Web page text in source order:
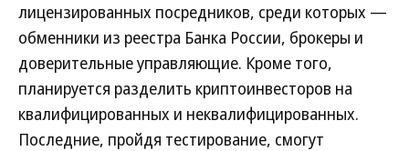
лицензированных посредников, среди которых —
обменники из реестра Банка России, брокеры и
доверительные управляющие. Кроме того,
планируется разделить криптоинвесторов на
квалифицированных и неквалифицированных.
Последние, пройдя тестирование, смогут